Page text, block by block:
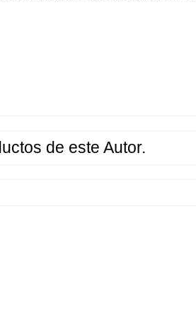
de este Autor.